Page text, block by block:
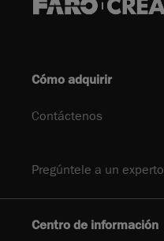
Cómo adquirir
Contáctenos
Pregúntele a un experto
Centro de información